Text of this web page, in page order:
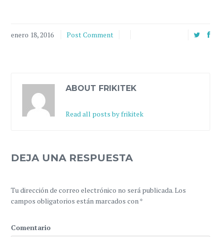
enero 18, 2016 Post Comment
ABOUT FRIKITEK
Read all posts by frikitek
DEJA UNA RESPUESTA
Tu dirección de correo electrónico no será publicada.Los
campos obligatorios están marcados con*
Comentario